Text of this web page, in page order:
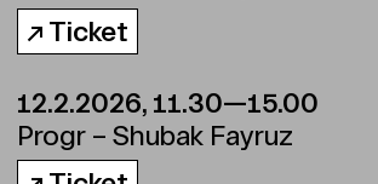
↗ Ticket
12.2.2026, 11.30—15.00
Progr – Shubak Fayruz